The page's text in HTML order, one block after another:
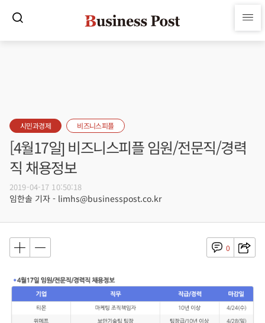
시민과경제 비즈니스피플
[4월17일] 비즈니스피플 임원/전문직/경력
직 채용정보
2019-04-17 10:50:18
임한솔 기자 - limhs@businesspost.co.kr
0